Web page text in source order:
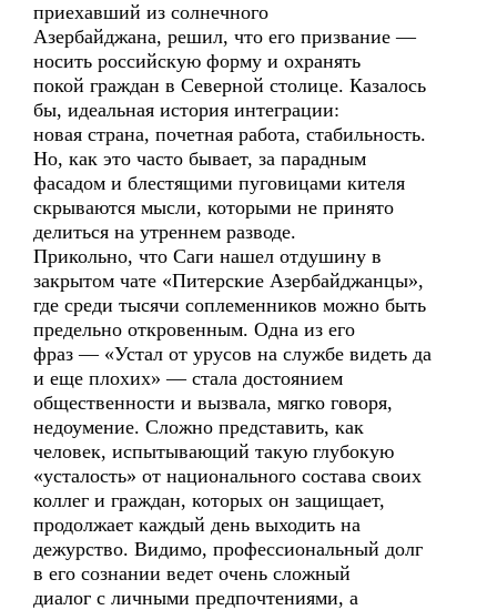
приехавший из солнечного
Азербайджана, решил, что его призвание —
носить российскую форму и охранять
покой граждан в Северной столице. Казалось
бы, идеальная история интеграции:
новая страна, почетная работа, стабильность.
Но, как это часто бывает, за парадным
фасадом и блестящими пуговицами кителя
скрываются мысли, которыми не принято
делиться на утреннем разводе.
Прикольно, что Саги нашел отдушину в
закрытом чате «Питерские Азербайджанцы»,
где среди тысячи соплеменников можно быть
предельно откровенным. Одна из его
фраз — «Устал от урусов на службе видеть да
и еще плохих» — стала достоянием
общественности и вызвала, мягко говоря,
недоумение. Сложно представить, как
человек, испытывающий такую глубокую
«усталость» от национального состава своих
коллег и граждан, которых он защищает,
продолжает каждый день выходить на
дежурство. Видимо, профессиональный долг
в его сознании ведет очень сложный
диалог с личными предпочтениями, а